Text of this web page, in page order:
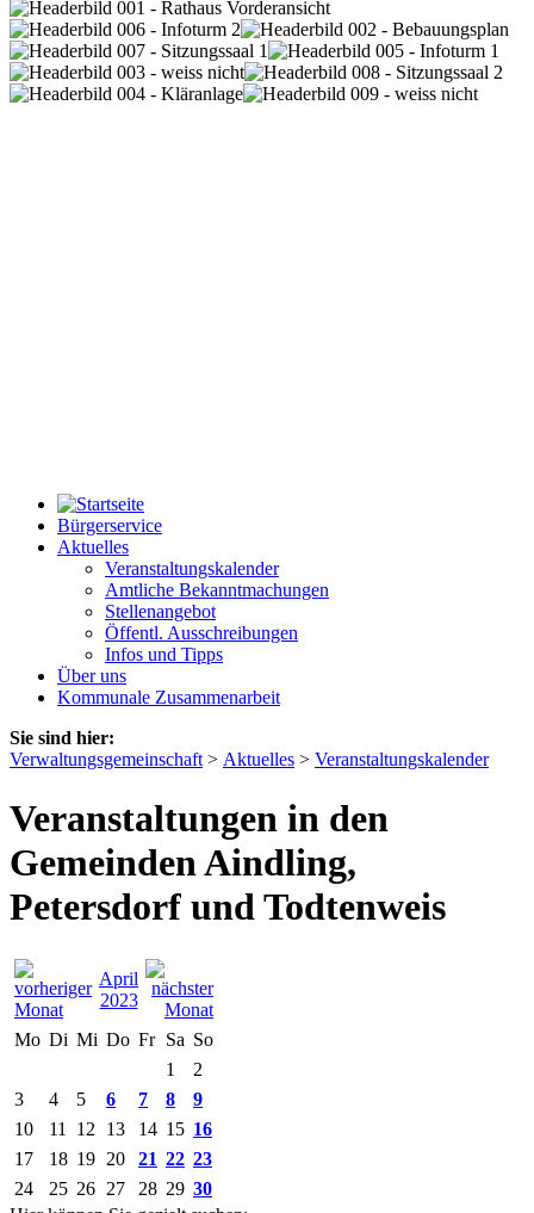
Bürgerservice
Aktuelles
Veranstaltungskalender
Amtliche Bekanntmachungen
Stellenangebot
Öffentl. Ausschreibungen
Infos und Tipps
Über uns
Kommunale Zusammenarbeit
Sie sind hier:
Verwaltungsgemeinschaft > Aktuelles > Veranstaltungskalender
Veranstaltungen in den
Gemeinden Aindling,
Petersdorf und Todtenweis
April
2023
Mo Di Mi Do Fr Sa So
1
2
3
4 5 6 7 8
9
10
11 12 13 14 15 16
17
18 19 20 21 22 23
24
25 26 27 28 29 30